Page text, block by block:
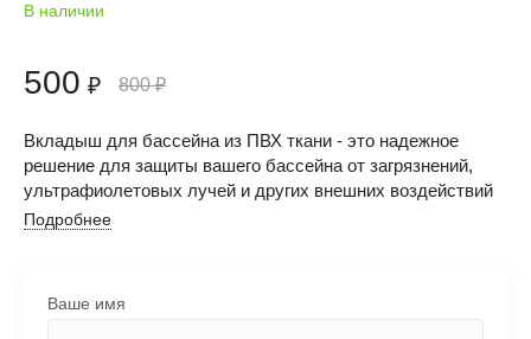
В наличии
500 ₽ 800₽
Вкладыш для бассейна из ПВХ ткани - это надежное
решение для защиты вашего бассейна от загрязнений,
ультрафиолетовых лучей и других внешних воздействий
Подробнее
Ваше имя